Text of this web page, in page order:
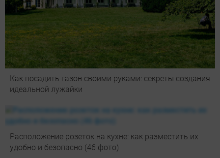
Как посадить газон своими руками: секреты создания
идеальной лужайки
Расположение розеток на кухне: как разместить их
удобно и безопасно (46 фото)